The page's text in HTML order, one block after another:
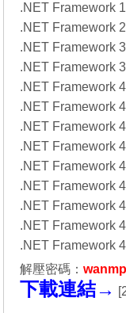
.NET Framework
.NET Framework
.NET Framework
.NET Framework
.NET Framework 4
.NET Framework
.NET Framework
.NET Framework
.NET Framework
.NET Framework
.NET Framework
.NET Framework
.NET Framework
解壓密碼：wanmp
下載連結→ [